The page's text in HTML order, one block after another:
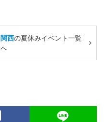
関西の夏休みイベント一覧
へ